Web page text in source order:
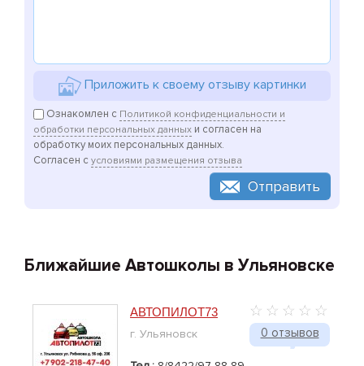
Приложить к своему отзыву картинки
Ознакомлен с Политикой конфиденциальности и
обработки персональных данных и согласен на
обработку моих персональных данных.
Согласен с условиями размещения отзыва
Отправить
Ближайшие Автошколы в Ульяновске
0 отзывов
АВТОПИЛОТ73
г. Ульяновск